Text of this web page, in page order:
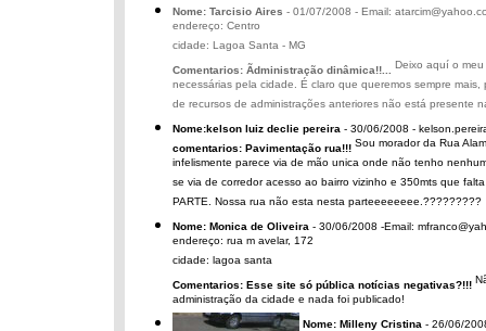
Nome: Tarcisio Aires - 01/07/2008 - Email:
endereço: Centro
cidade: Lagoa Santa - MG
Comentarios: Ãdministração dinâmica!!... Deixo aquí o
necessárias pela cidade. É claro que queremos sempre
de recursos de administrações anteriores não está presente
Nome:kelson luiz declie pereira - 30/06/2008 -
comentarios: Pavimentação rua!!! Sou morador da Rua
infelismente parece via de mão unica onde não tenho
se via de corredor acesso ao bairro vizinho e 350mts que
PARTE. Nossa rua não esta nesta parteeeeeeee.?????????
Nome: Monica de Oliveira - 30/06/2008 -Email:
endereço: rua m avelar, 172
cidade: lagoa santa
Comentarios: Esse site só pública notícias negativas?!!!
administração da cidade e nada foi publicado!
Nome: Milleny Cristina - 26/06/